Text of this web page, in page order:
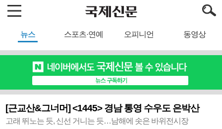
뉴스 스포츠·연예 오피니언 동영상
[근교산&그너머] <1445> 경남 통영 수우도 은박산
고래 뛰노는 듯, 신선 거니는 듯…남해에 솟은 바위전시장